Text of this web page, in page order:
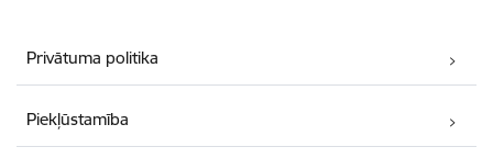
Privātuma politika
Piekļūstamība